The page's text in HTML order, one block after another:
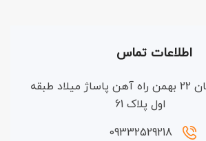
اطلاعات تماس
تبریز خیابان 22 بهمن راه آهن پاساژ میلاد طبقه
اول پلاک 61
09332529218